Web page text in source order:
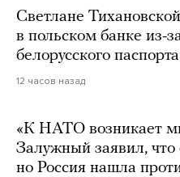
Светлане
в польском банке из-
белорусского паспорта
12 часов назад
«К НАТО возникает
Залужный заявил, что
но Россия нашла